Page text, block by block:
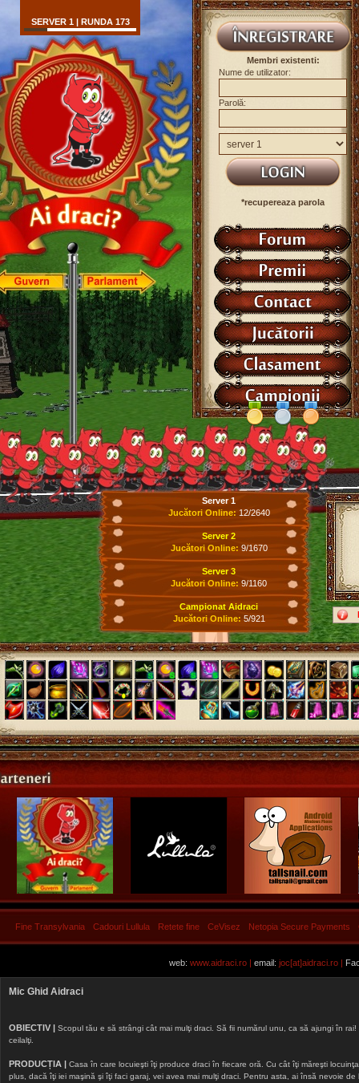
SERVER 1 | RUNDA 173
Membri existenti:
Nume de utilizator:
Parolă:
*recupereaza parola
Server 1
Jucători Online: 12/2640
Server 2
Jucători Online: 9/1670
Server 3
Jucători Online: 9/1160
Campionat Aidraci
Jucători Online: 5/921
Fine Transylvania Cadouri Lullula Retete fine CeVisez Netopia Secure Payments
web: www.aidraci.ro | email: joc[at]aidraci.ro |
Mic Ghid Aidraci
OBIECTIV | Scopul tău e să strângi cât mai mulţi draci. Să fii numărul unu, ca să ajungi în
ceilalţi.
PRODUCȚIA | Casa în care locuieşti îţi produce draci în fiecare oră. Cu cât îţi măreşti
plus, dacă îţi iei maşină şi îţi faci garaj, vei avea mai mulţi draci. Pentru asta, ai însă nevoie